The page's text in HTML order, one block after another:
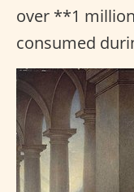
over **1
consumed